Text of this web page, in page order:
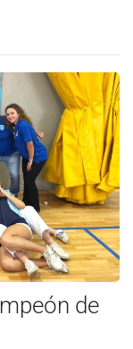
de